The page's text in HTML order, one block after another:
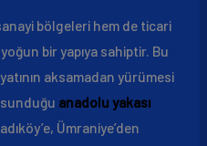
bölgeleri hem de ticari
bir yapıya sahiptir. Bu
aksamadan yürümesi
sunduğu anadolu yakası
Ümraniye’den